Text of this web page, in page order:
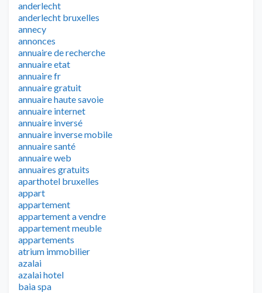
anderlecht
anderlecht bruxelles
annecy
annonces
annuaire de recherche
annuaire etat
annuaire fr
annuaire gratuit
annuaire haute savoie
annuaire internet
annuaire inversé
annuaire inverse mobile
annuaire santé
annuaire web
annuaires gratuits
aparthotel bruxelles
appart
appartement
appartement a vendre
appartement meuble
appartements
atrium immobilier
azalai
azalai hotel
baia spa